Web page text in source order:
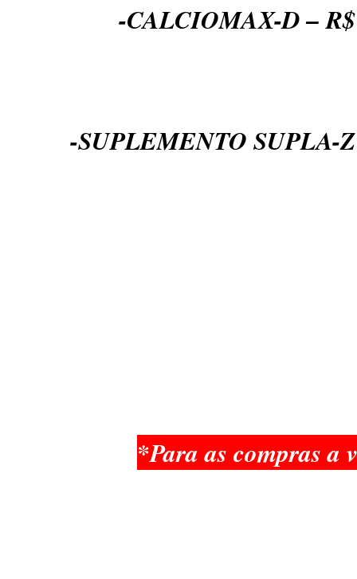
-CALCIOMAX-D –
-SUPLEMENTO SUPLA-
*Para as compras a